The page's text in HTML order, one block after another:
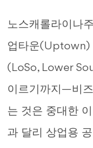
노스캐롤라이나
업타운(Uptown)
(LoSo, Lower
이르기까지—비
는 것은 중대한
과 달리 상업용